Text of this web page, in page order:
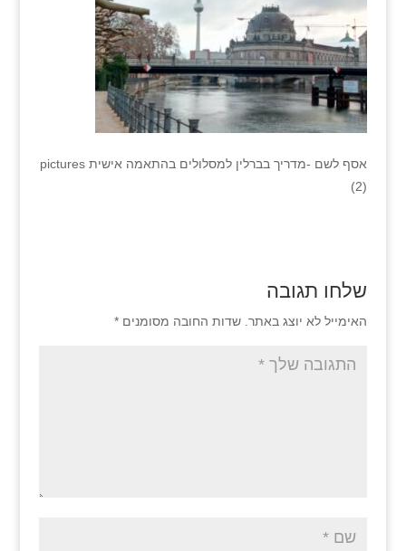
אסף לשם -מדריך בברלין למסלולים בהתאמה אישית pictures
(2)
שלחו תגובה
האימייל לא יוצג באתר. שדות החובה מסומנים *